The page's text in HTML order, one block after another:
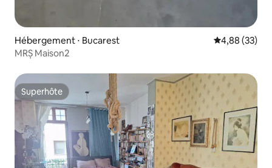
Hébergement ⋅ Bucarest Évaluation
4,88 (33)
MRȘ Maison2
Superhôte
Superhôte